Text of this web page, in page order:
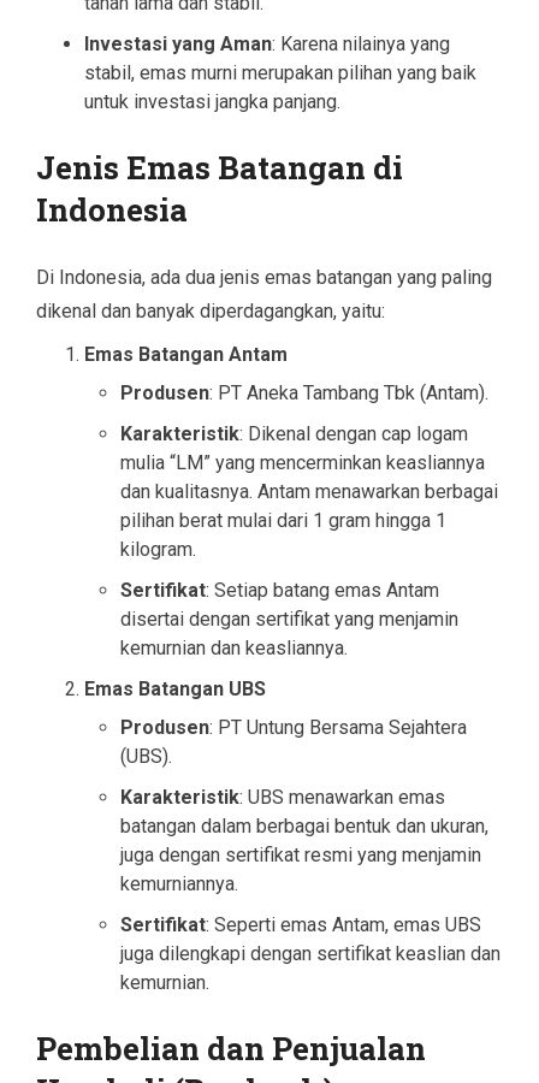
Investasi yang Aman: Karena nilainya yang
stabil, emas murni merupakan pilihan yang baik
untuk investasi jangka panjang.
Jenis Emas Batangan di
Indonesia
Di Indonesia, ada dua jenis emas batangan yang paling
dikenal dan banyak diperdagangkan, yaitu:
Emas Batangan Antam
Produsen: PT Aneka Tambang Tbk (Antam).
Karakteristik: Dikenal dengan cap logam
mulia “LM” yang mencerminkan keasliannya
dan kualitasnya. Antam menawarkan berbagai
pilihan berat mulai dari 1 gram hingga 1
kilogram.
Sertifikat: Setiap batang emas Antam
disertai dengan sertifikat yang menjamin
kemurnian dan keasliannya.
Emas Batangan UBS
Produsen: PT Untung Bersama Sejahtera
(UBS).
Karakteristik: UBS menawarkan emas
batangan dalam berbagai bentuk dan ukuran,
juga dengan sertifikat resmi yang menjamin
kemurniannya.
Sertifikat: Seperti emas Antam, emas UBS
juga dilengkapi dengan sertifikat keaslian dan
kemurnian.
Pembelian dan Penjualan